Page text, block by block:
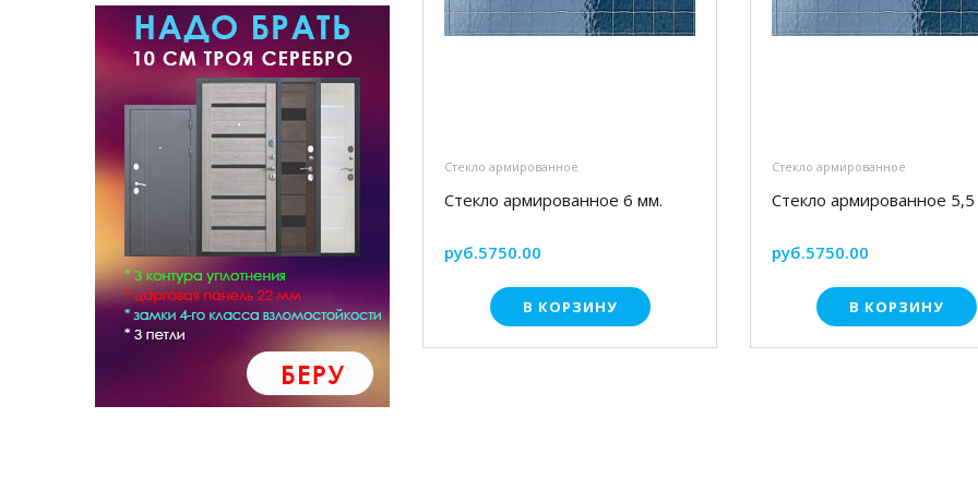
Стекло армированное
Стекло армированное 6 мм.
руб.5750.00
В КОРЗИНУ
Стекло армированное
Стекло армированное
руб.5750.00
В КОРЗИНУ